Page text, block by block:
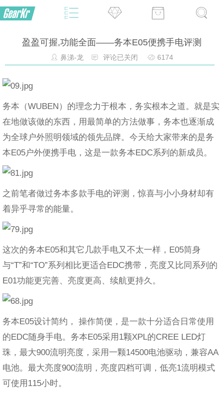
盈盈可握,功能全面——务本E05便携手电评测
鼻涕-龙 评论已关闭 6174
务本（WUBEN）的理念力于根本，务实根本之道。就是实
在地做该做的东西，用最简单的方法做事，务本也逐渐成
为全球户外照明领域的领先品牌。今天给大家带来的是务
本E05户外便携手电，这是一款务本EDC系列的新成员。
之前笔者做过务本多款手电的评测，惊喜与小小身材却有
着异乎寻常的能量。
这次的务本E05和其它几款手电又不太一样，E05筒身
与“T”和“TO”系列相比更适合EDC携带，亮度又比同系列的
E01功能更完善、亮度更高、续航更持久。
务本E05设计简约， 操作简便，是一款十分适合日常使用
的EDC随身手电。务本E05采用1颗XPL的CREE LED灯
珠，最大900流明亮度，采用一颗14500电池驱动，兼容AA
电池。最大亮度900流明，亮度四档可调，低亮1流明模式
可使用115小时。